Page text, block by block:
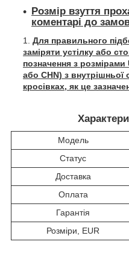
Розмір взуття
коментарі до
Для правильного
заміряти устілку або
позначення з
або CHN) з
кросівках, як це
Модель
Статус
Доставка
Оплата
Гарантія
Розміри, EUR